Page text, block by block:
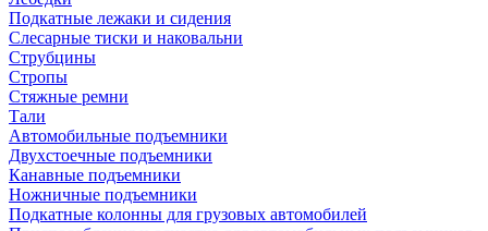
Подкатные лежаки и сидения
Слесарные тиски и наковальни
Струбцины
Стропы
Стяжные ремни
Тали
Автомобильные подъемники
Двухстоечные подъемники
Канавные подъемники
Ножничные подъемники
Подкатные колонны для грузовых автомобилей